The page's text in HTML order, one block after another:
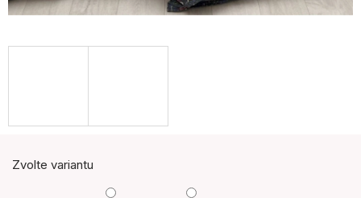
Zvolte variantu